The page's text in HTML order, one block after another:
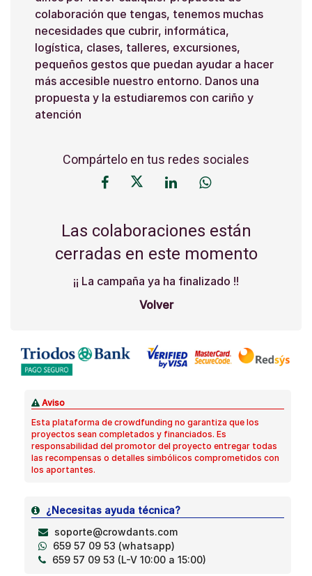
colaboración que tengas, tenemos muchas
necesidades que cubrir, informática,
logística, clases, talleres, excursiones,
pequeños gestos que puedan ayudar a hacer
más accesible nuestro entorno. Danos una
propuesta y la estudiaremos con cariño y
atención
Compártelo en tus redes sociales
Las colaboraciones están
cerradas en este momento
¡¡ La campaña ya ha finalizado !!
Volver
Aviso
Esta plataforma de crowdfunding no garantiza que los
proyectos sean completados y financiados. Es
responsabilidad del promotor del proyecto entregar todas
las recompensas o detalles simbólicos comprometidos con
los aportantes.
¿Necesitas ayuda técnica?
soporte@crowdants.com
659 57 09 53 (whatsapp)
659 57 09 53 (L-V 10:00 a 15:00)